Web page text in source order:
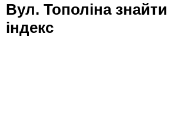
вул. Тополіна знайти поштовий
індекс